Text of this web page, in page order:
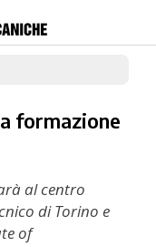
formazione
al centro
di Torino e
of